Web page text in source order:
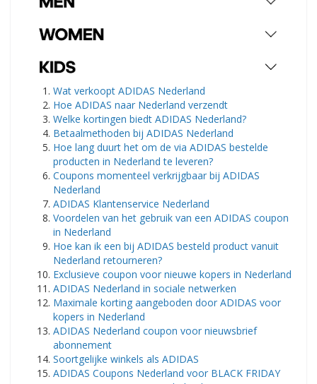
Wat verkoopt ADIDAS Nederland
Hoe ADIDAS naar Nederland verzendt
Welke kortingen biedt ADIDAS Nederland?
Betaalmethoden bij ADIDAS Nederland
Hoe lang duurt het om de via ADIDAS bestelde
producten in Nederland te leveren?
Coupons momenteel verkrijgbaar bij ADIDAS
Nederland
ADIDAS Klantenservice Nederland
Voordelen van het gebruik van een ADIDAS coupon
in Nederland
Hoe kan ik een bij ADIDAS besteld product vanuit
Nederland retourneren?
Exclusieve coupon voor nieuwe kopers in Nederland
ADIDAS Nederland in sociale netwerken
Maximale korting aangeboden door ADIDAS voor
kopers in Nederland
ADIDAS Nederland coupon voor nieuwsbrief
abonnement
Soortgelijke winkels als ADIDAS
ADIDAS Coupons Nederland voor BLACK FRIDAY